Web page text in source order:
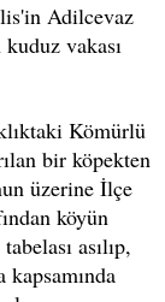
Adilcevaz
vakası
Kömürlü
bir köpekten
üzerine İlçe
köyün
asılıp,
kapsamında